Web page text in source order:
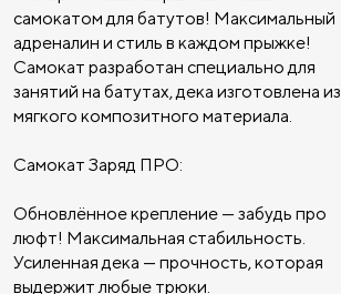
самокатом для батутов! Максимальный
адреналин и стиль в каждом прыжке!
Самокат разработан специально для
занятий на батутах, дека изготовлена из
мягкого композитного материала.
Самокат Заряд ПРО:
Обновлённое крепление — забудь про
люфт! Максимальная стабильность.
Усиленная дека — прочность, которая
выдержит любые трюки.